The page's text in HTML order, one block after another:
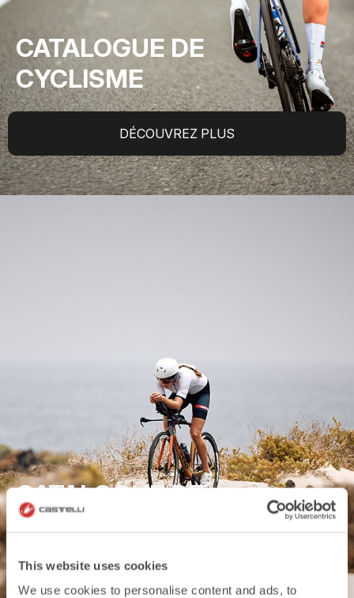
This website uses cookies
We use cookies to personalise content and ads, to
CATALOGUE DE
CYCLISME
DÉCOUVREZ PLUS
CATALOGUE DE
TRIATHLON